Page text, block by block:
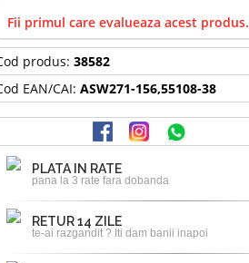
Fii primul care evalueaza acest produs.
produs:38582
EAN/CAI:ASW271-156,55108-38
PLATA IN RATE
pana la 3 rate fara dobanda
RETUR 14 ZILE
te-ai razgandit ? Iti dam banii inapoi